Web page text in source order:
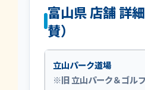
富山県 店舗 詳
賛）
立山パーク道場
※旧 立山パーク＆ゴルフ